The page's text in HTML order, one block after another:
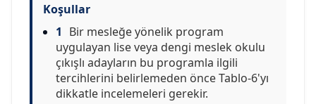
Koşullar
1 Bir mesleğe yönelik program
uygulayan lise veya dengi meslek okulu
çıkışlı adayların bu programla ilgili
tercihlerini belirlemeden önce Tablo-6'yı
dikkatle incelemeleri gerekir.